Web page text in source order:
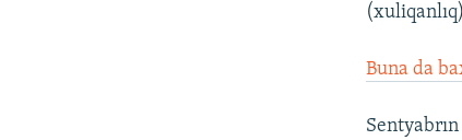
Buna da